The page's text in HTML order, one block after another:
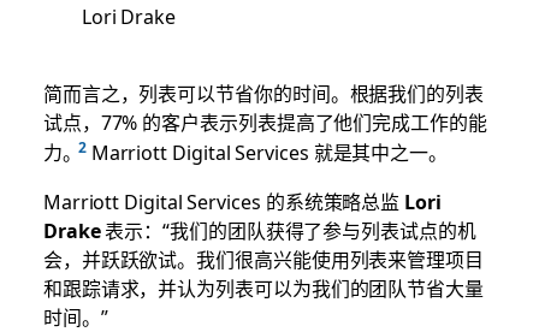
Lori Drake
简而言之，列表可以节省你的时间。根据我们的列表
试点，77% 的客户表示列表提高了他们完成工作的能
力。Marriott Digital Services 就是其中之一。
Marriott Digital Services 的系统策略总监 Lori
Drake表示：“我们的团队获得了参与列表试点的机
会，并跃跃欲试。我们很高兴能使用列表来管理项目
和跟踪请求，并认为列表可以为我们的团队节省大量
时间。”